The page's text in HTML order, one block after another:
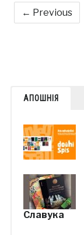
← Previous
АПОШНІЯ
Славука